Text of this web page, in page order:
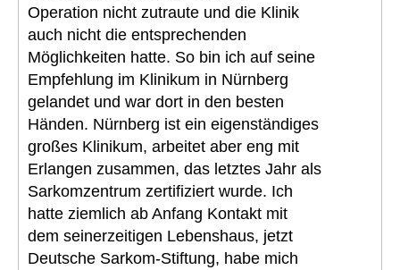
Operation nicht zutraute und die Klinik
auch nicht die entsprechenden
Möglichkeiten hatte. So bin ich auf seine
Empfehlung im Klinikum in Nürnberg
gelandet und war dort in den besten
Händen. Nürnberg ist ein eigenständiges
großes Klinikum, arbeitet aber eng mit
Erlangen zusammen, das letztes Jahr als
Sarkomzentrum zertifiziert wurde. Ich
hatte ziemlich ab Anfang Kontakt mit
dem seinerzeitigen Lebenshaus, jetzt
Deutsche Sarkom-Stiftung, habe mich